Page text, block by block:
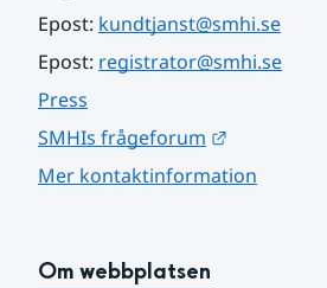
Epost: kundtjanst@smhi.se
Epost: registrator@smhi.se
Press
SMHIs frågeforum
Mer kontaktinformation
Om webbplatsen